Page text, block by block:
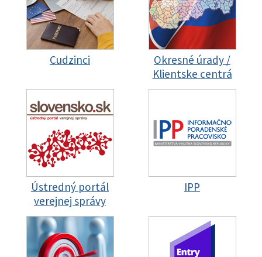
Cudzinci
Okresné úrady /
Klientske centrá
Ústredný portál
verejnej správy
IPP